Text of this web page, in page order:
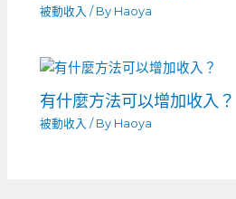
被動收入 / By Haoya
有什麼方法可以增加收入？
被動收入 / By Haoya